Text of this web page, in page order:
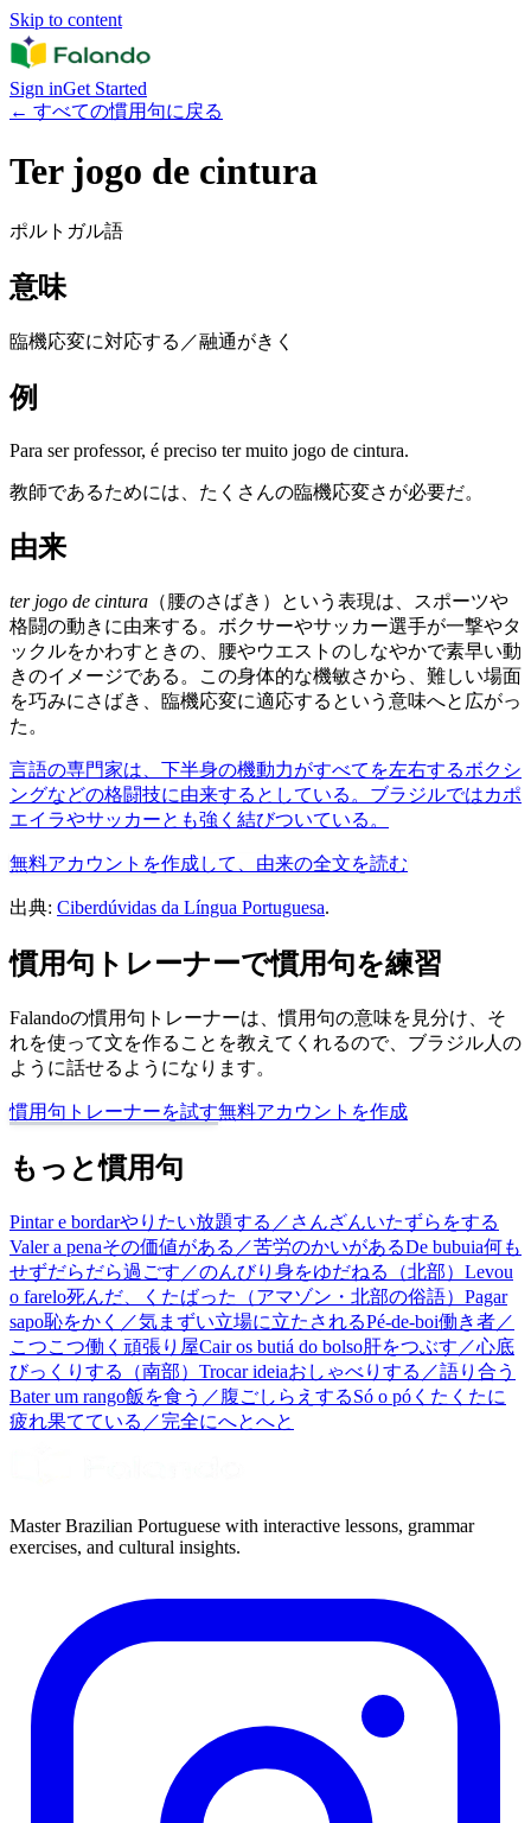
Skip to content
Sign inGet Started
← すべての慣用句に戻る
Ter jogo de cintura
ポルトガル語
意味
臨機応変に対応する／融通がきく
例
Para ser professor, é preciso ter muito jogo de cintura.
教師であるためには、たくさんの臨機応変さが必要だ。
由来
ter jogo de cintura （腰のさばき）という表現は、スポーツや
格闘の動きに由来する。ボクサーやサッカー選手が一撃やタ
ックルをかわすときの、腰やウエストのしなやかで素早い動
きのイメージである。この身体的な機敏さから、難しい場面
を巧みにさばき、臨機応変に適応するという意味へと広がっ
た。
言語の専門家は、下半身の機動力がすべてを左右するボクシ
ングなどの格闘技に由来するとしている。ブラジルではカポ
エイラやサッカーとも強く結びついている。
無料アカウントを作成して、由来の全文を読む
出典: Ciberdúvidas da Língua Portuguesa.
慣用句トレーナーで慣用句を練習
Falandoの慣用句トレーナーは、慣用句の意味を見分け、そ
れを使って文を作ることを教えてくれるので、ブラジル人の
ように話せるようになります。
慣用句トレーナーを試す無料アカウントを作成
もっと慣用句
Pintar e bordarやりたい放題する／さんざんいたずらをする
Valer a penaその価値がある／苦労のかいがあるDe bubuia何も
せずだらだら過ごす／のんびり身をゆだねる（北部） Levou
o farelo死んだ、くたばった（アマゾン・北部の俗語） Pagar
sapo恥をかく／気まずい立場に立たされるPé-de-boi働き者／
こつこつ働く頑張り屋Cair os butiá do bolso肝をつぶす／心底
びっくりする（南部） Trocar ideiaおしゃべりする／語り合う
Bater um rango飯を食う／腹ごしらえするSó o pó くたくたに
疲れ果てている／完全にへとへと
Master Brazilian Portuguese with interactive lessons, grammar
exercises, and cultural insights.